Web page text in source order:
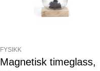
FYSIKK
Magnetisk timeglass,